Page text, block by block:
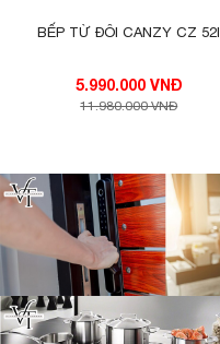
BẾP TỪ ĐÔI CANZY CZ 52I
5.990.000 VNĐ
11.980.000 VNĐ